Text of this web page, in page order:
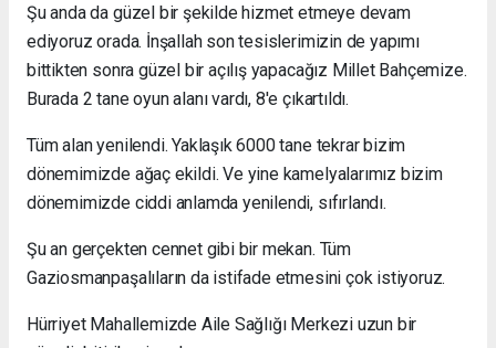
Şu anda da güzel bir şekilde hizmet etmeye devam
ediyoruz orada. İnşallah son tesislerimizin de yapımı
bittikten sonra güzel bir açılış yapacağız Millet Bahçemize.
Burada 2 tane oyun alanı vardı, 8'e çıkartıldı.
Tüm alan yenilendi. Yaklaşık 6000 tane tekrar bizim
dönemimizde ağaç ekildi. Ve yine kamelyalarımız bizim
dönemimizde ciddi anlamda yenilendi, sıfırlandı.
Şu an gerçekten cennet gibi bir mekan. Tüm
Gaziosmanpaşalıların da istifade etmesini çok istiyoruz.
Hürriyet Mahallemizde Aile Sağlığı Merkezi uzun bir